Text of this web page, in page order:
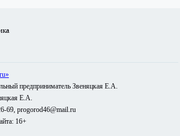
предприниматель Звеняцкая Е.А.
Е.А.
69, progorod46@mail.ru
16+